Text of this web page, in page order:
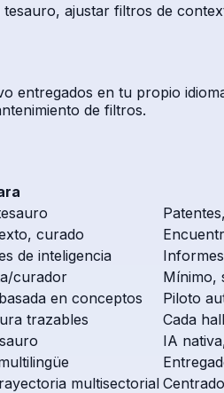
ajustar filtros de
entregados en tu propio
de filtros.
curado
de inteligencia
curador
Mínimo,
en conceptos
Piloto
trazables
Cada
IA
multisectorial